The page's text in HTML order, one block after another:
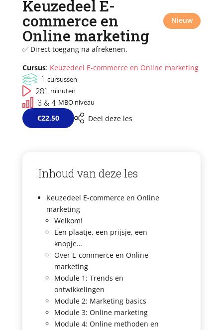
Keuzedeel E-
commerce en
Online marketing
Nieuw
✅ Direct toegang na afrekenen.
Cursus: Keuzedeel E-commerce en Online marketing
1 cursussen
281 minuten
3 & 4 MBO niveau
€22,50 Deel deze les
Inhoud van deze les
Keuzedeel E-commerce en Online
marketing
Welkom!
Een plaatje, een prijsje, een
knopje…
Over E-commerce en Online
marketing
Module 1: Trends en
ontwikkelingen
Module 2: Marketing basics
Module 3: Online marketing
Module 4: Online methoden en